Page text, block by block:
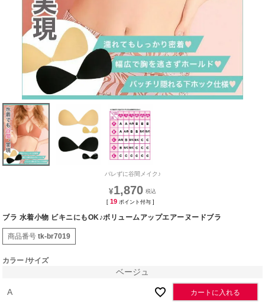
バレずに谷間メイク♪
¥1,870
[ 19 ポイント付与 ]
ブラ 水着小物 ビキニにもOK♪ボリュームアップエアーヌードブラ
商品番号 tk-br7019
カラー サイズ
ベージュ
A カートに入れる